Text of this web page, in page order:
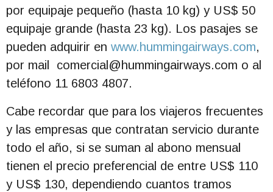
por equipaje pequeño (hasta 10 kg) y US$ 50
equipaje grande (hasta 23 kg). Los pasajes se
pueden adquirir en www.hummingairways.com,
por mail comercial@hummingairways.com o al
teléfono 11 6803 4807.
Cabe recordar que para los viajeros frecuentes
y las empresas que contratan servicio durante
todo el año, si se suman al abono mensual
tienen el precio preferencial de entre US$ 110
y US$ 130, dependiendo cuantos tramos